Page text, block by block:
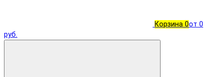
Корзина 0от 0
руб.